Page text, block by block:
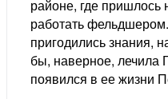
районе, где пришлось
работать
пригодились знания,
бы, наверное, лечила
появился в ее жизни